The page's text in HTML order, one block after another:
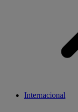
Internacional